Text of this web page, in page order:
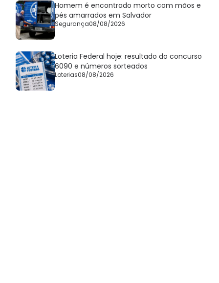
Homem é encontrado morto com mãos e
pés amarrados em Salvador
Segurança08/08/2026
Loteria Federal hoje: resultado do concurso
6090 e números sorteados
Loterias08/08/2026